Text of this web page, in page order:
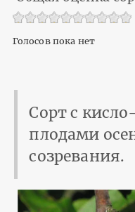
Голосов пока нет
Сорт с
плодами
созревания.